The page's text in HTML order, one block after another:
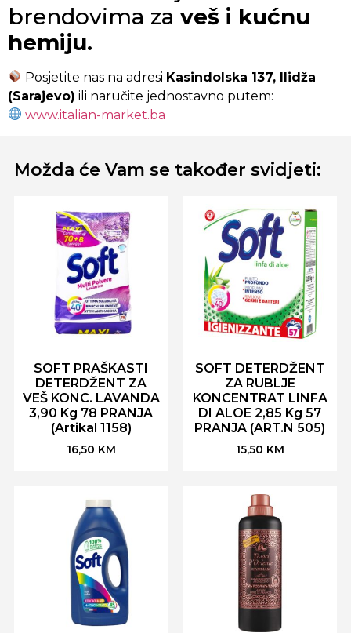
brendovima za veš i kućnu
hemiju.
Posjetite nas na adresi Kasindolska 137, Ilidža
(Sarajevo) ili naručite jednostavno putem:
www.italian-market.ba
Možda će Vam se također svidjeti:
SOFT PRAŠKASTI
DETERDŽENT ZA
VEŠ KONC. LAVANDA
3,90 Kg 78 PRANJA
(Artikal 1158)
16,50 KM
SOFT DETERDŽENT
ZA RUBLJE
KONCENTRAT LINFA
DI ALOE 2,85 Kg 57
PRANJA (ART.N 505)
15,50 KM